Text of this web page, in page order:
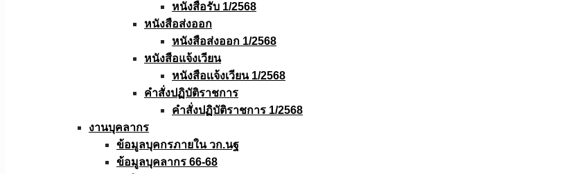
หนังสือรับ 1/2568
หนังสือส่งออก
หนังสือส่งออก 1/2568
หนังสือแจ้งเวียน
หนังสือเเจ้งเวียน 1/2568
คำสั่งปฏิบัติราชการ
คำสั่งปฏิบัติราชการ 1/2568
งานบุคลากร
ข้อมูลบุคกรภายใน วก.นฐ
ข้อมูลบุคลากร 66-68